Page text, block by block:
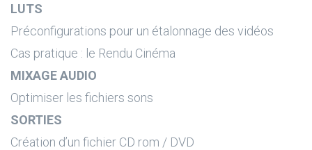
LUTS
Préconfigurations pour un étalonnage des vidéos
Cas pratique : le Rendu Cinéma
MIXAGE AUDIO
Optimiser les fichiers sons
SORTIES
Création d’un fichier CD rom / DVD